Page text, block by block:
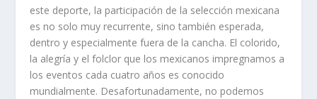
este deporte, la participación de la selección mexicana
es no solo muy recurrente, sino también esperada,
dentro y especialmente fuera de la cancha. El colorido,
la alegría y el folclor que los mexicanos impregnamos a
los eventos cada cuatro años es conocido
mundialmente. Desafortunadamente, no podemos